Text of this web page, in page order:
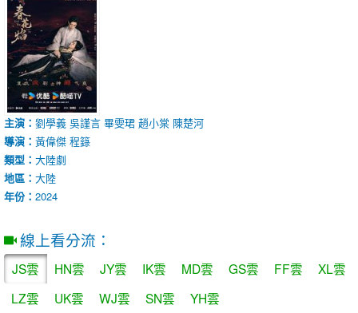
主演： 劉學義 吳謹言 畢雯珺 趙小棠 陳楚河
導演： 黃偉傑 程籙
類型： 大陸劇
地區： 大陸
年份： 2024
線上看分流：
JS雲 HN雲 JY雲 IK雲 MD雲 GS雲 FF雲
XL雲
LZ雲
UK雲 WJ雲 SN雲 YH雲